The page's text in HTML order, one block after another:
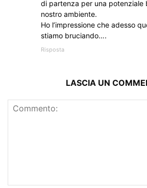
di partenza per una potenziale
nostro ambiente.
Ho l’impressione che adesso
stiamo bruciando….
Risposta
LASCIA UN